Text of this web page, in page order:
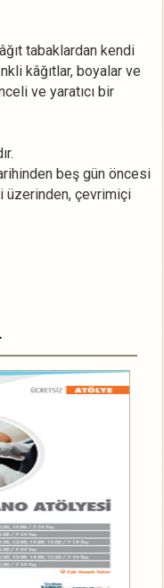
tabaklardan kendi
kâğıtlar, boyalar ve
ve yaratıcı bir
beş gün öncesi
üzerinden, çevrimiçi